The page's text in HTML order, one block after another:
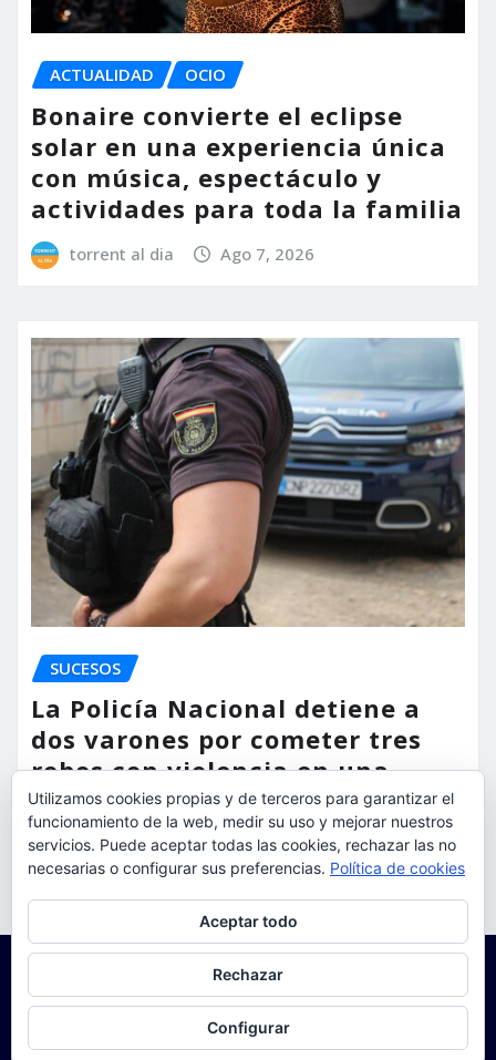
ACTUALIDAD OCIO
Bonaire convierte el eclipse
solar en una experiencia única
con música, espectáculo y
actividades para toda la familia
torrent al dia Ago 7, 2026
SUCESOS
La Policía Nacional detiene a
dos varones por cometer tres
robos con violencia en una
misma mañana
torrent al dia Ago 7, 2026
Utilizamos cookies propias y de terceros para garantizar el
funcionamiento de la web, medir su uso y mejorar nuestros
servicios. Puede aceptar todas las cookies, rechazar las no
necesarias o configurar sus preferencias. Política de cookies
Aceptar todo
Rechazar
Configurar
Para obtener más información, incluido cómo gestionar las cookies,